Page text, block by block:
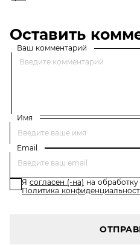
Оставить
Ваш комментарий
Имя
Email
Я согласен (-на) на
Политика